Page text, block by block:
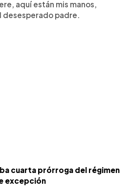
aquí están mis manos,
desesperado padre.
cuarta prórroga del régimen
excepción